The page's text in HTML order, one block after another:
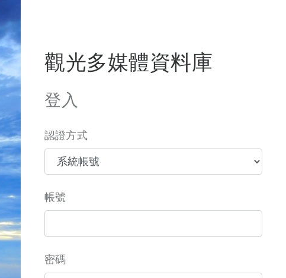
觀光多媒體資料庫
登入
認證方式
帳號
密碼